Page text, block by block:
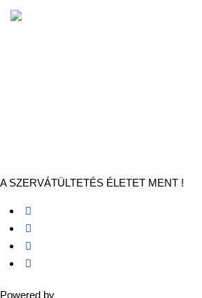
A SZERVÁTÜLTETÉS ÉLETET MENT !
Powered by